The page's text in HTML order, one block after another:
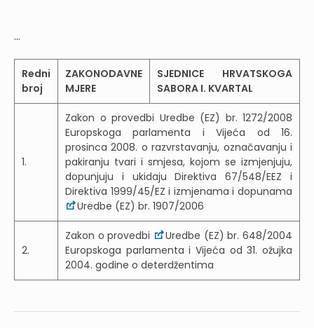
...
Redni
broj
ZAKONODAVNE
MJERE
SJEDNICE HRVATSKOGA
SABORA I. KVARTAL
1.
Zakon o provedbi Uredbe (EZ) br. 1272/2008
Europskoga parlamenta i Vijeća od 16.
prosinca 2008. o razvrstavanju, označavanju i
pakiranju tvari i smjesa, kojom se izmjenjuju,
dopunjuju i ukidaju Direktiva 67/548/EEZ i
Direktiva 1999/45/EZ i izmjenama i dopunama
Uredbe (EZ) br. 1907/2006
2.
Zakon o provedbi
Uredbe (EZ) br. 648/2004
Europskoga parlamenta i Vijeća od 31. ožujka
2004. godine o deterdžentima